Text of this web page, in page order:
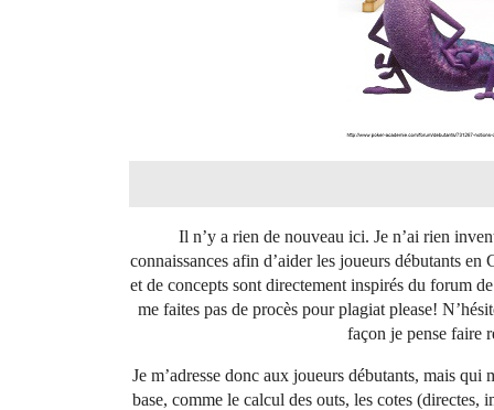
Il n’y a rien de nouveau ici. Je n’ai rien
connaissances afin d’aider les joueurs débutants
et de concepts sont directement inspirés du forum
me faites pas de procès pour plagiat please!
façon je pense faire
Je m’adresse donc aux joueurs débutants, mais qui
base, comme le calcul des outs, les cotes (directes,